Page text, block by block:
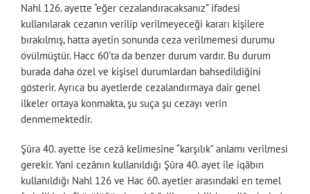
Nahl 126. ayette “eğer cezalandıracaksanız” ifadesi
kullanılarak cezanın verilip verilmeyeceği kararı kişilere
bırakılmış, hatta ayetin sonunda ceza verilmemesi durumu
övülmüştür. Hacc 60’ta da benzer durum vardır. Bu durum
burada daha özel ve kişisel durumlardan bahsedildiğini
gösterir. Ayrıca bu ayetlerde cezalandırmaya dair genel
ilkeler ortaya konmakta, şu suça şu cezayı verin
denmemektedir.
Şûra 40. ayette ise cezâ kelimesine “karşılık” anlamı verilmesi
gerekir. Yani cezânın kullanıldığı Şûra 40. ayet ile iqâbın
kullanıldığı Nahl 126 ve Hac 60. ayetler arasındaki en temel